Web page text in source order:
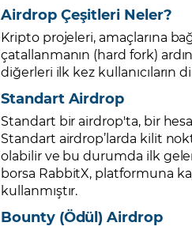
Airdrop Çeşitleri Neler?
Kripto projeleri, amaçlarına
çatallanmanın (hard fork)
diğerleri ilk kez
Standart Airdrop
Standart bir airdrop'ta, bir
Standart airdrop’larda kilit
olabilir ve bu durumda ilk
borsa RabbitX, platformuna
kullanmıştır.
Bounty (Ödül) Airdrop